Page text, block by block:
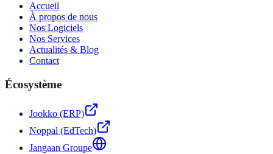
Accueil
À propos de nous
Nos Logiciels
Nos Services
Actualités & Blog
Contact
Écosystème
Jookko (ERP)
Noppal (EdTech)
Jangaan Groupe